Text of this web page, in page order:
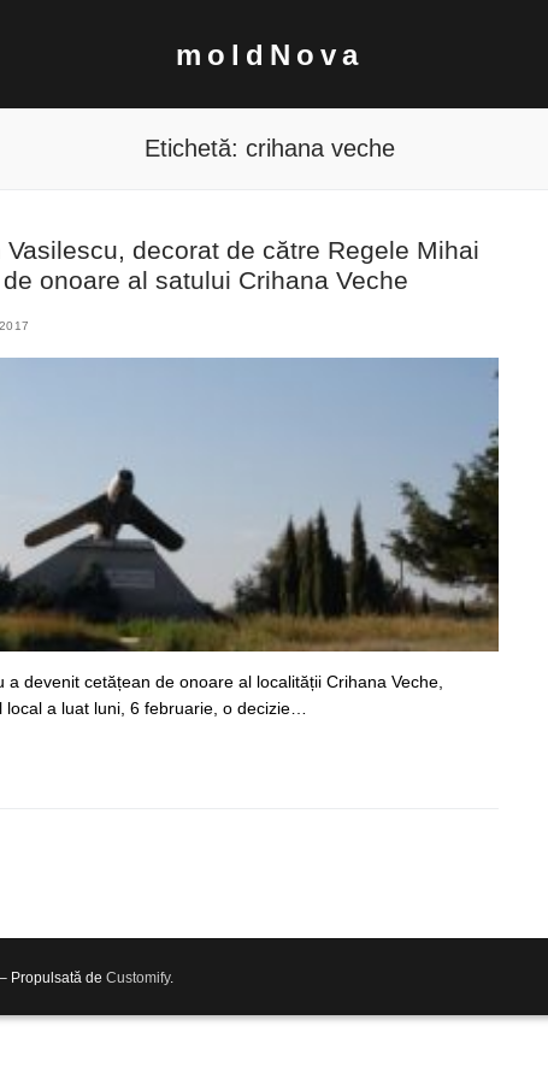
moldNova
Etichetă: crihana veche
decorat de către Regele Mihai
onoare al satului Crihana Veche
a devenit cetățean de onoare al localității Crihana Veche,
local a luat luni, 6 februarie, o decizie…
Propulsată de Customify.